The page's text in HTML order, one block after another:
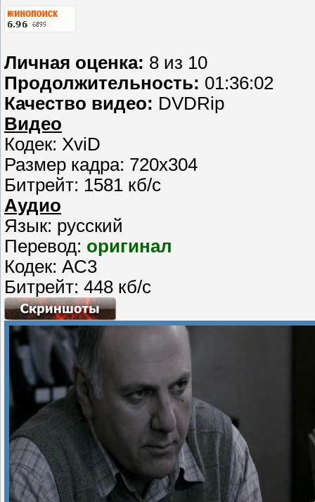
Личная оценка: 8 из 10
Продолжительность: 01:36:02
Качество видео: DVDRip
Видео
Кодек: XviD
Размер кадра: 720x304
Битрейт: 1581 кб/с
Аудио
Язык: русский
Перевод: оригинал
Кодек: AC3
Битрейт: 448 кб/с